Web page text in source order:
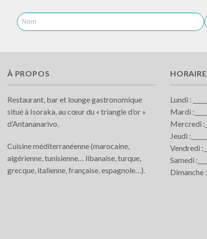
Nom
À PROPOS
Restaurant, bar et lounge gastronomique
situé à Isoraka, au cœur du « triangle d’or »
d’Antananarivo.
Cuisine méditerranéenne (marocaine,
algérienne, tunisienne… libanaise, turque,
grecque, italienne, française, espagnole…).
Lundi :
Mardi
Mercredi
Jeudi
Vendredi
Samedi
Dimanche